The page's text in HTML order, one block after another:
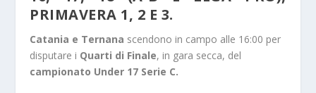
PRIMAVERA 1, 2 E 3.
Catania e Ternana scendono in campo alle 16:00 per
disputare i Quarti di Finale, in gara secca, del
campionato Under 17 Serie C.